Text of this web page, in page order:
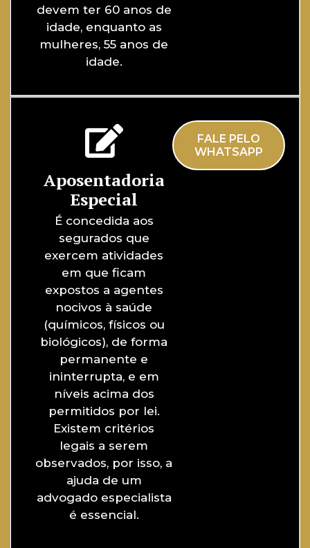
devem ter 60 anos de
idade, enquanto as
mulheres, 55 anos de
idade.
Aposentadoria
Especial
É concedida aos
segurados que
exercem atividades
em que ficam
expostos a agentes
nocivos à saúde
(químicos, físicos ou
biológicos), de forma
permanente e
ininterrupta, e em
níveis acima dos
permitidos por lei.
Existem critérios
legais a serem
observados, por isso, a
ajuda de um
advogado especialista
é essencial.
FALE PELO
WHATSAPP